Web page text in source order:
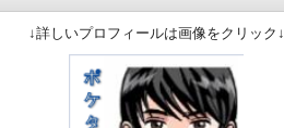
↓詳しいプロフィールは画像をクリック↓